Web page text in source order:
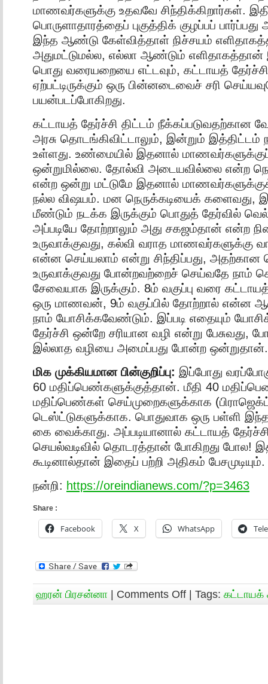
மாணவர்களுக்கு உதவவே சிந்திக்கிறார்கள்.
பொருளாதாரத்தைப் புகுத்திக் குழப்பப்
இந்த ஆண்டு கேள்வித்தாள் நிச்சயம்
அதுமட்டுமல்ல, எல்லா ஆண்டும் எளிதாகத்தான்
பொது வரையறையை எட்டவும், கட்டாயத்
ஏற்பட்டிருக்கும் ஒரு பின்னடைவைச் சரி
பயன்படப்போகிறது.
கட்டாயத் தேர்ச்சி திட்டம் நீக்கப்படுவதற்கான
அரசு தொடங்கிவிட்டாலும், இன்றும் இத்திட்டம்
உள்ளது. உண்மையில் இதனால்
ஒன்றுமில்லை. தோல்வி அடையவில்லை என்ற
என்ற ஒன்று மட்டுமே இதனால் மாணவர்களுக்குக்
நல்ல விஷயம். மன நெருக்கடியைக் களைவது,
மீண்டும் நடக்க இருக்கும் பொதுத் தேர்வில்
அப்படியே தோற்றாலும் அது சகஜம்தான் என்ற
உருவாக்குவது, கல்வி வராத மாணவர்களுக்கு
என்ன செய்யலாம் என்று சிந்திப்பது, அதற்கான
உருவாக்குவது போன்றவற்றைச் செய்வதே நாம்
சேவையாக இருக்கும். 8ம் வகுப்பு வரை
ஒரு மாணவன், 9ம் வகுப்பில் தோற்றால் என்ன
நாம் யோசிக்கவேண்டும். இப்படி எதையும்
தேர்ச்சி ஒன்றே சரியான வழி என்று பேசுவது,
இல்லாத வழியை அமைப்பது போன்ற ஒன்றுதான்.
மிக முக்கியமான பின்குறிப்பு: இப்போது
60 மதிப்பெண்களுக்குத்தான். மீதி 40
மதிப்பெண்கள் செய்முறைகளுக்காக
டெஸ்ட்டுகளுக்காக. பொதுவாக ஒரு பள்ளி
கை வைக்காது. அப்படியானால் கட்டாயத்
செயல்வடிவில் தொடரத்தான் போகிறது போல!
கூடினால்தான் இதைப் பற்றி அதிகம் பேசமுடியும்.
நன்றி: https://oreindianews.com/?p=3463
Share :
Facebook X WhatsApp
ஹரன் பிரசன்னா | Comments Off | Tags: கட்டாயக்